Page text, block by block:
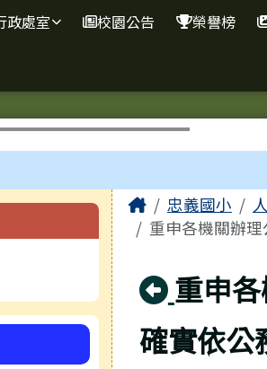
政處室 校園公告 榮譽榜
主內容區域
Home忠義國小
重申各機關辦
回上頁
重申
確實依公